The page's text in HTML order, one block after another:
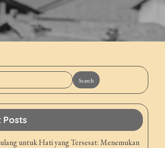
Search
Posts
untuk Hati yang Tersesat: Menemukan